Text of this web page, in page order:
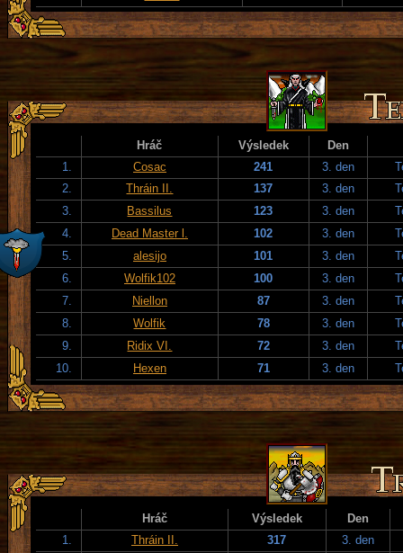
Hráč Výsledek
Den
1.
Cosac 241 3. den
2.
Thráin II. 137 3. den
3.
Bassilus 123 3. den
4.
Dead Master l. 102 3. den
5.
alesijo 101 3. den
6.
Wolfik102 100 3. den
7.
Niellon 87 3. den
8.
Wolfik 78 3. den
9.
Ridix VI. 72 3. den
10.
Hexen 71 3. den
Hráč Výsledek
Den
1.
Thráin II. 317
3. den